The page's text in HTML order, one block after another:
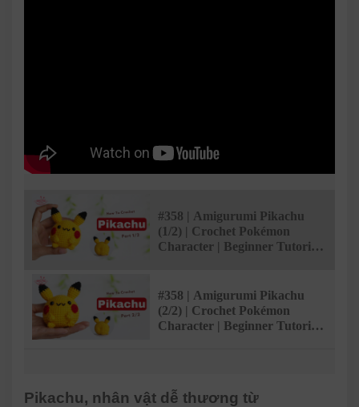
#358 | Amigurumi Pikachu
(1/2) | Crochet Pokémon
Character | Beginner Tutorial
#358 | Amigurumi Pikachu
(2/2) | Crochet Pokémon
Character | Beginner Tutorial
Pikachu, nhân vật dễ thương từ